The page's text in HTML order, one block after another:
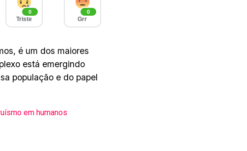
0
Triste
0
Grr
é um dos maiores
está emergindo
população e do papel
em humanos